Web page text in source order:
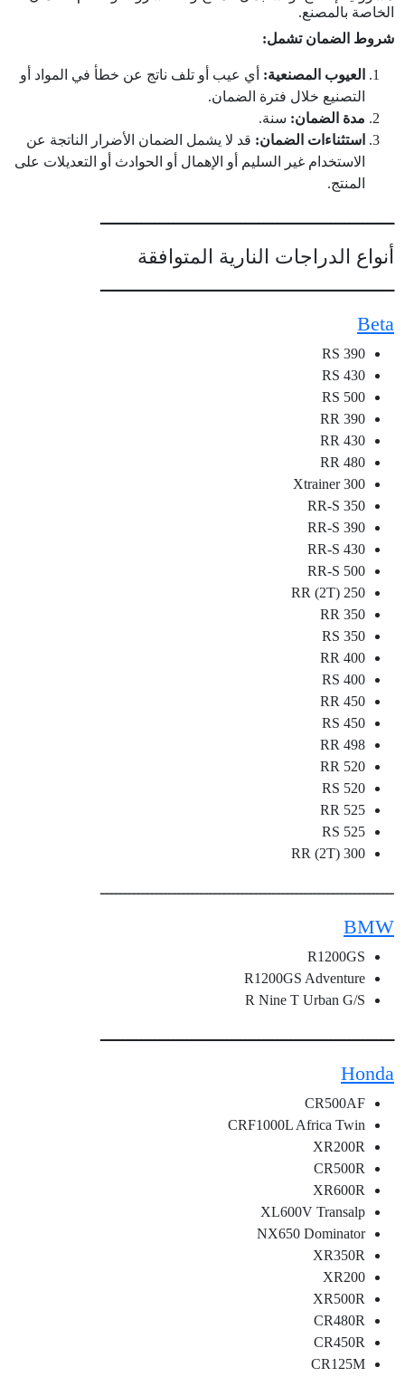
الخاصة بالمصنع.
شروط الضمان تشمل:
العيوب المصنعية: أي عيب أو تلف ناتج عن خطأ في المواد أو
التصنيع خلال فترة الضمان.
مدة الضمان: سنة.
استثناءات الضمان: قد لا يشمل الضمان الأضرار الناتجة عن
الاستخدام غير السليم أو الإهمال أو الحوادث أو التعديلات على
المنتج.
ـــــــــــــــــــــــــــــــــــــــــــــــــــــــــــــــــ
أنواع الدراجات النارية المتوافقة
ـــــــــــــــــــــــــــــــــــــــــــــــــــــــــــــــــ
Beta
390 RS
430 RS
500 RS
390 RR
430 RR
480 RR
300 Xtrainer
350 RR-S
390 RR-S
430 RR-S
500 RR-S
250 RR (2T)
350 RR
350 RS
400 RR
400 RS
450 RR
450 RS
498 RR
520 RR
520 RS
525 RR
525 RS
300 RR (2T)
ـــــــــــــــــــــــــــــــــــــــــــــــــــــــــــــــــ
BMW
R1200GS
R1200GS Adventure
R Nine T Urban G/S
ـــــــــــــــــــــــــــــــــــــــــــــــــــــــــــــــــ
Honda
CR500AF
CRF1000L Africa Twin
XR200R
CR500R
XR600R
XL600V Transalp
NX650 Dominator
XR350R
XR200
XR500R
CR480R
CR450R
CR125M